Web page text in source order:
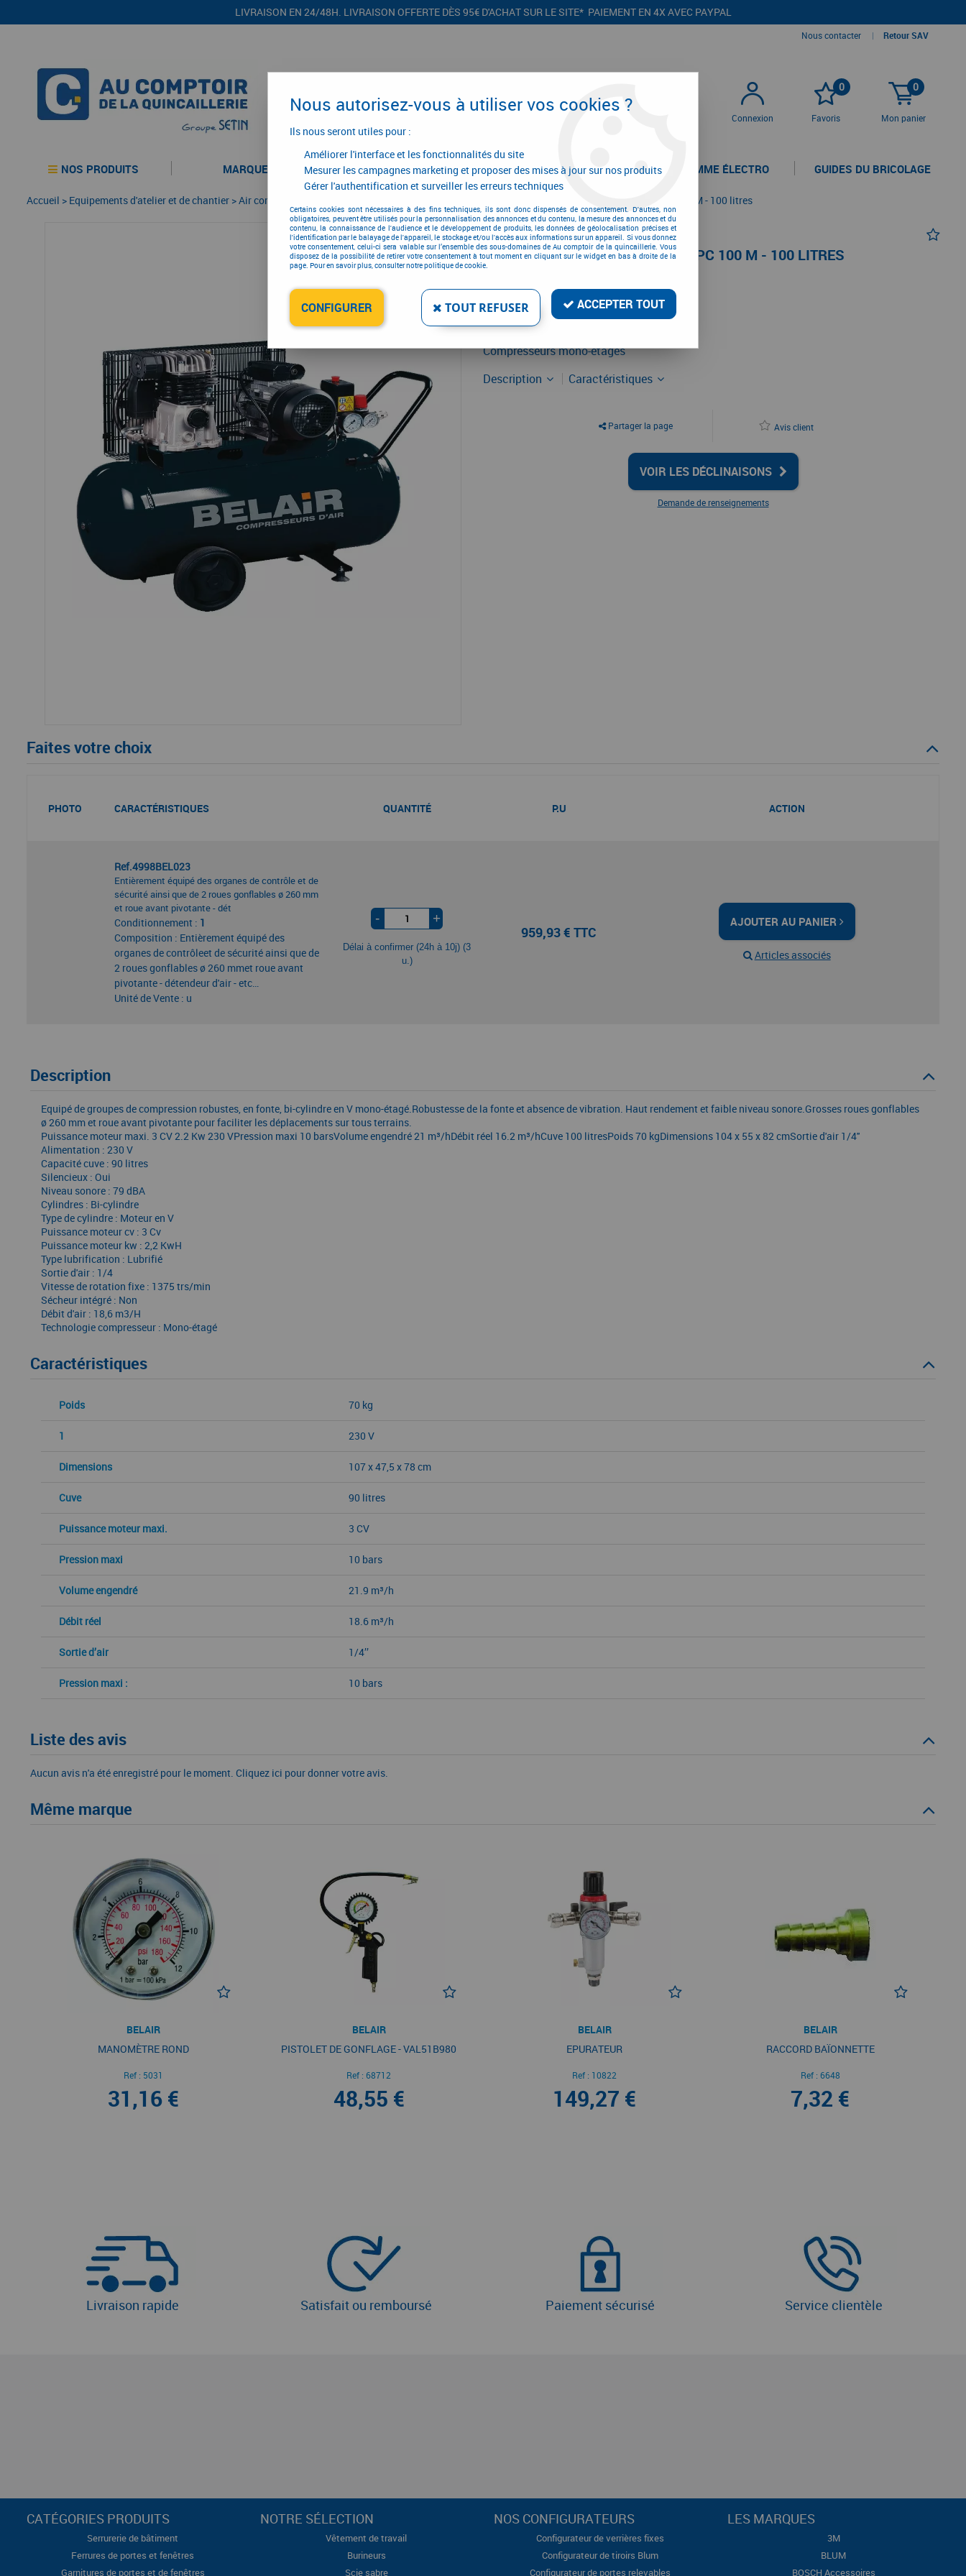
LIVRAISON EN 24/48H. LIVRAISON OFFERTE DÈS 95€ D'ACHAT SUR LE SITE* PAIEMENT EN 4X AVEC PAYPAL
Nous contacter | Retour SAV
Connexion
0
Favoris
0
Mon panier
NOS PRODUITS MARQUES CONFIGURATEURS PROMOTIONS LA GAMME ÉLECTRO GUIDES DU BRICOLAGE
Accueil > Equipements d'atelier et de chantier >Air comprimé Compresseur mono-étagé 3 PC 100 M - 100 litres
COMPRESSEUR MONO-ÉTAGÉ 3 PC 100 M - 100 LITRES
959,93 €TTC
Compresseur d'air
Compresseurs mono-étagés
Description
Caractéristiques
Partager la page Avis client
VOIR LES DÉCLINAISONS
Demande de renseignements
Faites votre choix
PHOTO CARACTÉRISTIQUES QUANTITÉ P.U ACTION
Ref.4998BEL023
Entièrement équipé des organes de contrôle et de
sécurité ainsi que de 2 roues gonflables ø 260 mm
et roue avant pivotante - dét
Conditionnement : 1
Composition : Entièrement équipé des
organes de contrôleet de sécurité ainsi que de
2 roues gonflables ø 260 mmet roue avant
pivotante - détendeur d'air - etc…
Unité de Vente : u
- +
Délai à confirmer (24h à 10j) (3
u.)
959,93 € TTC
AJOUTER AU PANIER
Articles associés
Description
Equipé de groupes de compression robustes, en fonte, bi-cylindre en V mono-étagé.Robustesse de la fonte et absence de vibration. Haut rendement et faible niveau sonore.Grosses roues gonflables
ø 260 mm et roue avant pivotante pour faciliter les déplacements sur tous terrains.
Puissance moteur maxi. 3 CV 2.2 Kw 230 VPression maxi 10 barsVolume engendré 21 m³/hDébit réel 16.2 m³/hCuve 100 litresPoids 70 kgDimensions 104 x 55 x 82 cmSortie d'air 1/4''
Alimentation : 230 V
Capacité cuve : 90 litres
Silencieux : Oui
Niveau sonore : 79 dBA
Cylindres : Bi-cylindre
Type de cylindre : Moteur en V
Puissance moteur cv : 3 Cv
Puissance moteur kw : 2,2 KwH
Type lubrification : Lubrifié
Sortie d'air : 1/4
Vitesse de rotation fixe : 1375 trs/min
Sécheur intégré : Non
Débit d'air : 18,6 m3/H
Technologie compresseur : Mono-étagé
Caractéristiques
Poids 70 kg
1 230 V
Dimensions 107 x 47,5 x 78 cm
Cuve 90 litres
Puissance moteur maxi. 3 CV
Pression maxi 10 bars
Volume engendré 21.9 m³/h
Débit réel 18.6 m³/h
Sortie d’air 1/4’’
Pression maxi : 10 bars
Liste des avis
Aucun avis n'a été enregistré pour le moment. Cliquez ici pour donner votre avis.
Même marque
BELAIR
MANOMÈTRE ROND
Ref : 5031
31,16 €
BELAIR
PISTOLET DE GONFLAGE - VAL51B980
Ref : 68712
48,55 €
BELAIR
EPURATEUR
Ref : 10822
149,27 €
BELAIR
RACCORD BAÏONNETTE
Ref : 6648
7,32 €
Livraison rapide Satisfait ou remboursé Paiement sécurisé Service clientèle
CATÉGORIES PRODUITS
Serrurerie de bâtiment
Ferrures de portes et fenêtres
Garnitures de portes et de fenêtres
NOTRE SÉLECTION
Vêtement de travail
Burineurs
Scie sabre
NOS CONFIGURATEURS
Configurateur de verrières fixes
Configurateur de tiroirs Blum
Configurateur de portes relevables
LES MARQUES
3M
BLUM
BOSCH Accessoires
Nous autorisez-vous à utiliser vos cookies ?
Ils nous seront utiles pour :
Améliorer l'interface et les fonctionnalités du site
Mesurer les campagnes marketing et proposer des mises à jour sur nos produits
Gérer l'authentification et surveiller les erreurs techniques
Certains cookies sont nécessaires à des fins techniques, ils sont donc dispensés de consentement. D'autres, non
obligatoires, peuvent être utilisés pour la personnalisation des annonces et du contenu, la mesure des annonces et du
contenu, la connaissance de l'audience et le développement de produits, les données de géolocalisation précises et
l'identification par le balayage de l'appareil, le stockage et/ou l'accès aux informations sur un appareil. Si vous donnez
votre consentement, celui-ci sera valable sur l’ensemble des sous-domaines de Au comptoir de la quincaillerie. Vous
disposez de la possibilité de retirer votre consentement à tout moment en cliquant sur le widget en bas à droite de la
page. Pour en savoir plus, consulter notre politique de cookie.
CONFIGURER TOUT REFUSER ACCEPTER TOUT